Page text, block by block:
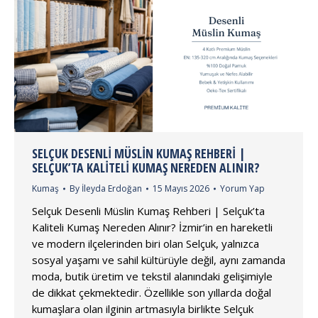
SELÇUK DESENLI MÜSLIN KUMAŞ REHBERI |
SELÇUK’TA KALITELI KUMAŞ NEREDEN ALINIR?
Kumaş By İleyda Erdoğan 15 Mayıs 2026 Yorum Yap
Selçuk Desenli Müslin Kumaş Rehberi | Selçuk’ta
Kaliteli Kumaş Nereden Alınır? İzmir’in en hareketli
ve modern ilçelerinden biri olan Selçuk, yalnızca
sosyal yaşamı ve sahil kültürüyle değil, aynı zamanda
moda, butik üretim ve tekstil alanındaki gelişimiyle
de dikkat çekmektedir. Özellikle son yıllarda doğal
kumaşlara olan ilginin artmasıyla birlikte Selçuk